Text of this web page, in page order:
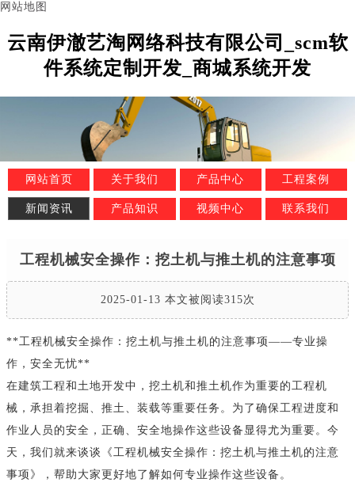
网站地图
云南伊澈艺淘网络科技有限公司_scm软
件系统定制开发_商城系统开发
网站首页 关于我们 产品中心 工程案例
新闻资讯 产品知识 视频中心 联系我们
工程机械安全操作：挖土机与推土机的注意事项
2025-01-13 本文被阅读315次
**工程机械安全操作：挖土机与推土机的注意事项——专业操
作，安全无忧**
在建筑工程和土地开发中，挖土机和推土机作为重要的工程机
械，承担着挖掘、推土、装载等重要任务。为了确保工程进度和
作业人员的安全，正确、安全地操作这些设备显得尤为重要。今
天，我们就来谈谈《工程机械安全操作：挖土机与推土机的注意
事项》，帮助大家更好地了解如何专业操作这些设备。